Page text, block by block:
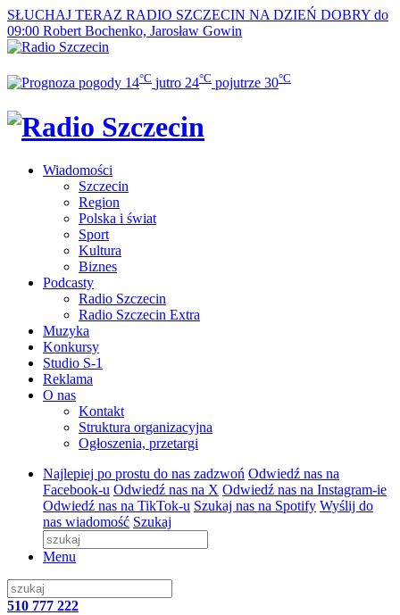
SŁUCHAJ TERAZ RADIO SZCZECIN NA DZIEŃ DOBRY do
09:00 Robert Bochenko, Jarosław Gowin
14°C jutro 24°C pojutrze 30°C
Wiadomości
Szczecin
Region
Polska i świat
Sport
Kultura
Biznes
Podcasty
Radio Szczecin
Radio Szczecin Extra
Muzyka
Konkursy
Studio S-1
Reklama
O nas
Kontakt
Struktura organizacyjna
Ogłoszenia, przetargi
Najlepiej po prostu do nas zadzwoń Odwiedź nas na
Facebook-u Odwiedź nas na X Odwiedź nas na Instagram-ie
Odwiedź nas na TikTok-u Szukaj nas na Spotify Wyślij do
nas wiadomość Szukaj
Menu
510 777 222